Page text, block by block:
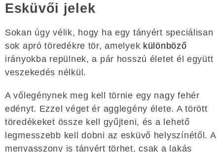
Esküvői jelek
Sokan úgy vélik, hogy ha egy tányért speciálisan
sok apró töredékre tör, amelyek különböző
irányokba repülnek, a pár hosszú életet él együtt
veszekedés nélkül.
A vőlegénynek meg kell törnie egy nagy fehér
edényt. Ezzel véget ér agglegény élete. A törött
töredékeket össze kell gyűjteni, és a lehető
legmesszebb kell dobni az esküvő helyszínétől. A
menyasszony is tányért törhet, csak a lakás